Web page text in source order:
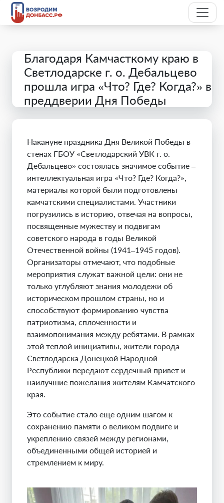
Благодаря Камчасткому краю в
Светлодарске г. о. Дебальцево
прошла игра «Что? Где? Когда?» в
преддверии Дня Победы
Накануне праздника Дня Великой Победы в
стенах ГБОУ «Светлодарский УВК г. о.
Дебальцево» состоялась значимое событие –
интеллектуальная игра «Что? Где? Когда?»,
материалы которой были подготовлены
камчатскими специалистами. Участники
погрузились в историю, отвечая на вопросы,
посвященные мужеству и подвигам
советского народа в годы Великой
Отечественной войны (1941–1945 годов).
Организаторы отмечают, что подобные
мероприятия служат важной цели: они не
только углубляют знания молодежи об
историческом прошлом страны, но и
способствуют формированию чувства
патриотизма, сплоченности и
взаимопонимания между ребятами. В рамках
этой теплой инициативы, жители города
Светлодарска Донецкой Народной
Республики передают сердечный привет и
наилучшие пожелания жителям Камчатского
края.
Это событие стало еще одним шагом к
сохранению памяти о великом подвиге и
укреплению связей между регионами,
объединенными общей историей и
стремлением к миру.